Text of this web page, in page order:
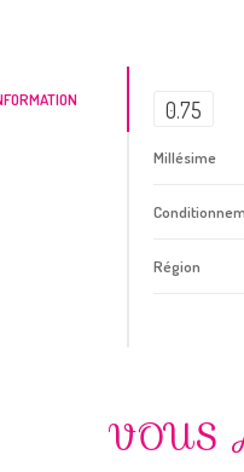
0.75
Millésime
Région
VOUS